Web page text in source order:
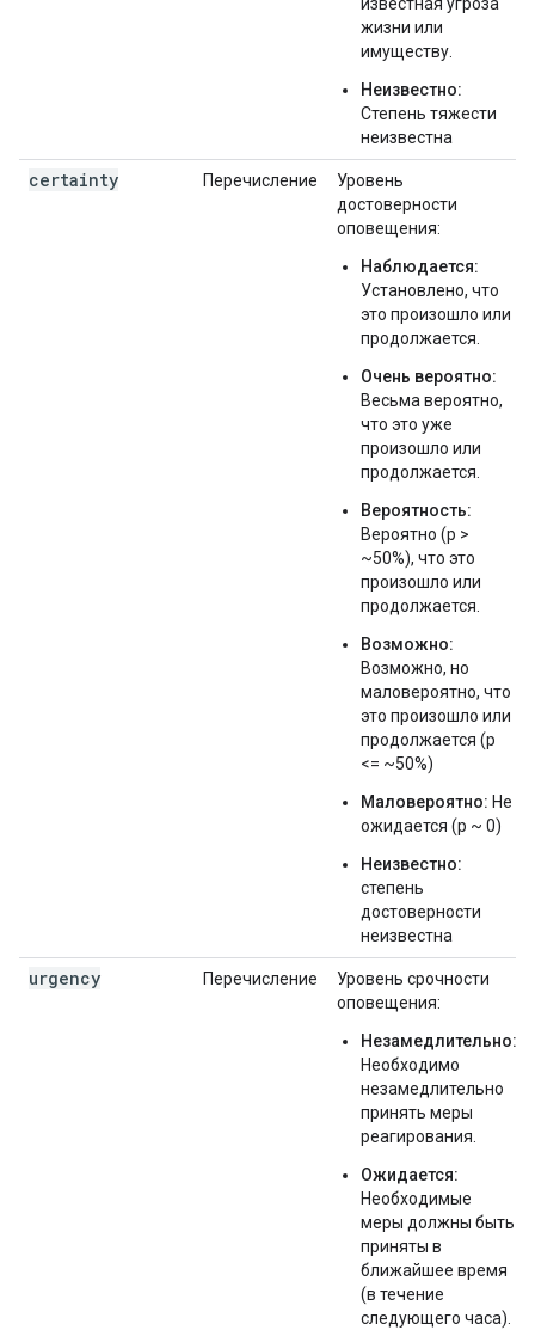
жизни или
имуществу.
Неизвестно:
Степень тяжести
неизвестна
certainty Перечисление
Уровень
достоверности
оповещения:
Наблюдается:
Установлено, что
это произошло или
продолжается.
Очень вероятно:
Весьма вероятно,
что это уже
произошло или
продолжается.
Вероятность:
Вероятно (p >
~50%), что это
произошло или
продолжается.
Возможно:
Возможно, но
маловероятно, что
это произошло или
продолжается (p
<= ~50%)
Маловероятно: Не
ожидается (p ~ 0)
Неизвестно:
степень
достоверности
неизвестна
urgency Перечисление
Уровень срочности
оповещения:
Незамедлительно:
Необходимо
незамедлительно
принять меры
реагирования.
Ожидается:
Необходимые
меры должны быть
приняты в
ближайшее время
(в течение
следующего часа).